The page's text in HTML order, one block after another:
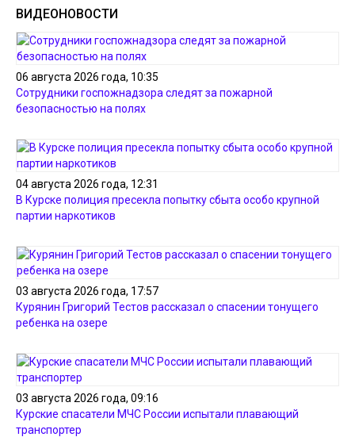
ВИДЕОНОВОСТИ
06 августа 2026 года, 10:35
Сотрудники госпожнадзора следят за пожарной
безопасностью на полях
04 августа 2026 года, 12:31
В Курске полиция пресекла попытку сбыта особо крупной
партии наркотиков
03 августа 2026 года, 17:57
Курянин Григорий Тестов рассказал о спасении тонущего
ребенка на озере
03 августа 2026 года, 09:16
Курские спасатели МЧС России испытали плавающий
транспортер